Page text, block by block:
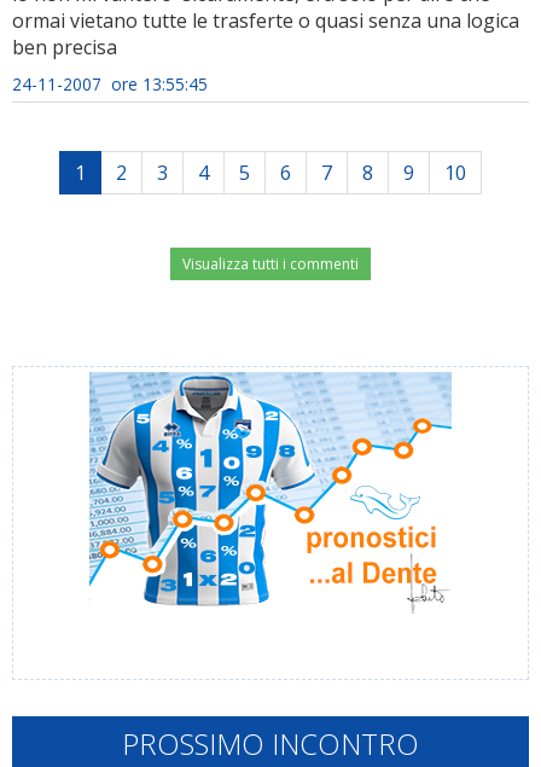
ormai vietano tutte le trasferte o quasi senza una logica
ben precisa
24-11-2007 ore 13:55:45
1 2 3 4 5 6 7 8 9 10
Visualizza tutti i commenti
PROSSIMO INCONTRO